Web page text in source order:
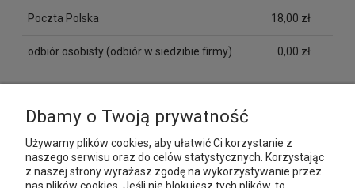
Poczta Polska 18,00 zł
odbiór osobisty (odbiór w siedzibie firmy) 0,00 zł
MOJE KONTO
PŁATNOŚCI I DOSTAWA
Dbamy o Twoją prywatność
Używamy plików cookies, aby ułatwić Ci korzystanie z
naszego serwisu oraz do celów statystycznych. Korzystając
z naszej strony wyrażasz zgodę na wykorzystywanie przez